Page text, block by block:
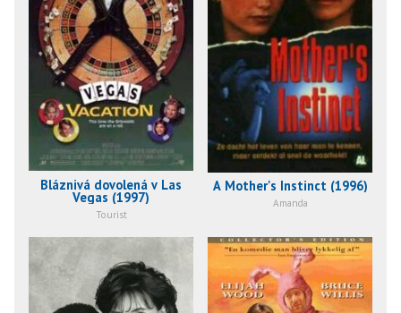
Bláznivá dovolená v Las
Vegas (1997)
Tourist
A Mother's Instinct (1996)
Amanda